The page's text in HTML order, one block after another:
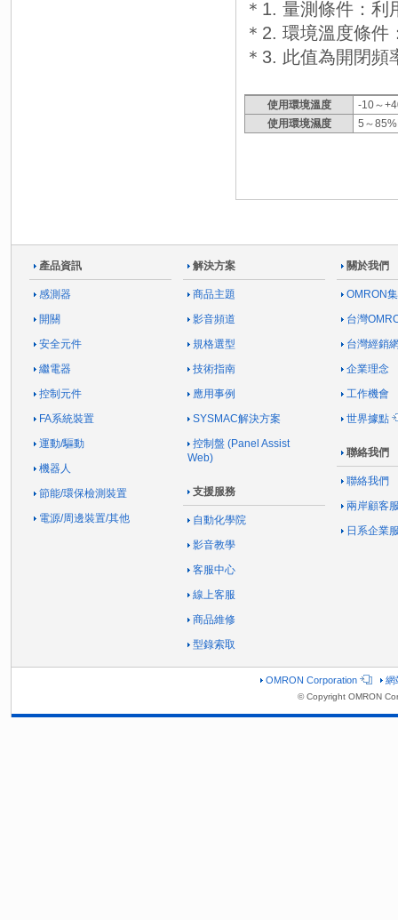
＊1. 量測條件：利
＊2. 環境溫度條
＊3. 此值為開閉
使用環境溫度
-10～
使用環境濕度
5～
產品資訊
感測器
開關
安全元件
繼電器
控制元件
FA系統裝置
運動/驅動
機器人
節能/環保檢測裝置
電源/周邊裝置/其他
解決方案
商品主題
影音頻道
規格選型
技術指南
應用事例
SYSMAC解決方案
控制盤 (Panel Assist
Web)
支援服務
自動化學院
影音教學
客服中心
線上客服
商品維修
型錄索取
關於我們
OMRON
台灣
台灣經銷
企業理念
工作機會
世界據點
聯絡我們
聯絡我們
兩岸顧客
日系企業
OMRON Corporation 網
© Copyright OMRON